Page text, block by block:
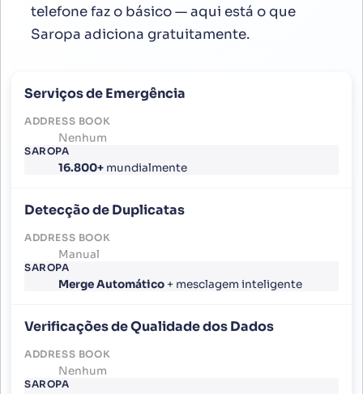
telefone faz o básico — aqui está o que
Saropa adiciona gratuitamente.
Serviços de Emergência
Nenhum
16.800+ mundialmente
Detecção de Duplicatas
Manual
Merge Automático + mesclagem inteligente
Verificações de Qualidade dos Dados
Nenhum